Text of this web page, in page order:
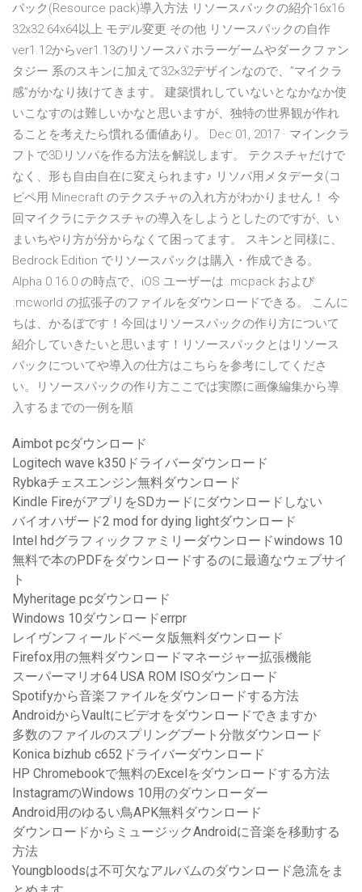
パック(Resource pack)導入方法 リソースパックの紹介16x16
32x32 64x64以上 モデル変更 その他 リソースパックの自作
ver1.12からver1.13のリソースパ ホラーゲームやダークファン
タジー 系のスキンに加えて32×32デザインなので、”マイクラ
感”がかなり抜けてきます。 建築慣れしていないとなかなか使
いこなすのは難しいかなと思いますが、独特の世界観が作れ
ることを考えたら慣れる価値あり。 Dec 01, 2017 · マインクラ
フトで3Dリソパを作る方法を解説します。 テクスチャだけで
なく、形も自由自在に変えられます♪ リソパ用メタデータ(コ
ピペ用 Minecraft のテクスチャの入れ方がわかりません！ 今
回マイクラにテクスチャの導入をしようとしたのですが、い
まいちやり方が分からなくて困ってます。 スキンと同様に、
Bedrock Edition でリソースパックは購入・作成できる。
Alpha 0.16.0 の時点で、iOS ユーザーは .mcpack および
.mcworld の拡張子のファイルをダウンロードできる。 こんに
ちは、かるぼです！今回はリソースパックの作り方について
紹介していきたいと思います！リソースパックとはリソース
パックについてや導入の仕方はこちらを参考にしてくださ
い。リソースパックの作り方ここでは実際に画像編集から導
入するまでの一例を順
Aimbot pcダウンロード
Logitech wave k350ドライバーダウンロード
Rybkaチェスエンジン無料ダウンロード
Kindle FireがアプリをSDカードにダウンロードしない
バイオハザード2 mod for dying lightダウンロード
Intel hdグラフィックファミリーダウンロードwindows 10
無料で本のPDFをダウンロードするのに最適なウェブサイ
ト
Myheritage pcダウンロード
Windows 10ダウンロードerrpr
レイヴンフィールドベータ版無料ダウンロード
Firefox用の無料ダウンロードマネージャー拡張機能
スーパーマリオ64 USA ROM ISOダウンロード
Spotifyから音楽ファイルをダウンロードする方法
AndroidからVaultにビデオをダウンロードできますか
多数のファイルのスプリングブート分散ダウンロード
Konica bizhub c652ドライバーダウンロード
HP Chromebookで無料のExcelをダウンロードする方法
InstagramのWindows 10用のダウンローダー
Android用のゆるい鳥APK無料ダウンロード
ダウンロードからミュージックAndroidに音楽を移動する
方法
Youngbloodsは不可欠なアルバムのダウンロード急流をま